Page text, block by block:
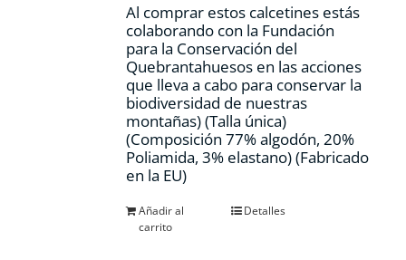
Al comprar estos calcetines estás
colaborando con la Fundación
para la Conservación del
Quebrantahuesos en las acciones
que lleva a cabo para conservar la
biodiversidad de nuestras
montañas) (Talla única)
(Composición 77% algodón, 20%
Poliamida, 3% elastano) (Fabricado
en la EU)
Añadir al
carrito
Detalles